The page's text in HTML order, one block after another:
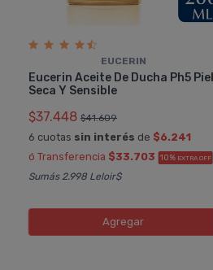
EUCERIN
Eucerin Aceite De Ducha Ph5 Piel
Seca Y Sensible
$37.448 $41.609
6 cuotas sin interés de $6.241
ó Transferencia $33.703 10% EXTRA OFF
Sumás 2.998 Leloir$
Agregar